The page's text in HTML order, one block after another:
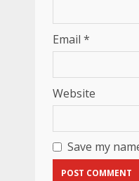
Email *
Website
Save my